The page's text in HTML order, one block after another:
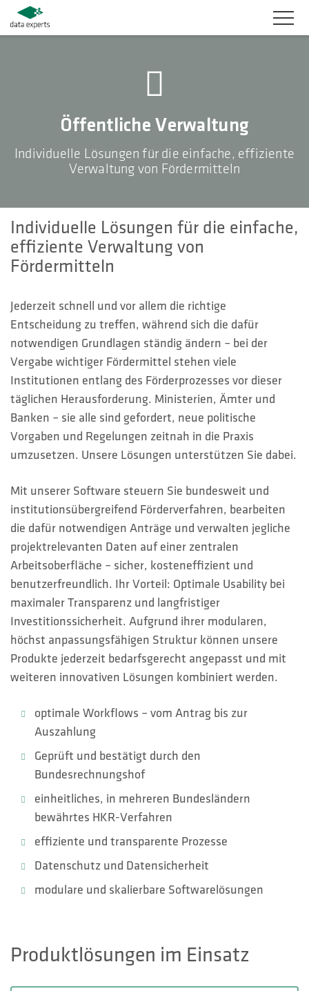
SERVICES
KARRIERE
KUNDENBEREICH
KONTAKT
HOTLINES
Suche
Öffentliche Verwaltung
Individuelle Lösungen für die einfache, effiziente
Verwaltung von Fördermitteln
Individuelle Lösungen für die einfache,
effiziente Verwaltung von
Fördermitteln
Jederzeit schnell und vor allem die richtige
Entscheidung zu treffen, während sich die dafür
notwendigen Grundlagen ständig ändern – bei der
Vergabe wichtiger Fördermittel stehen viele
Institutionen entlang des Förderprozesses vor dieser
täglichen Herausforderung. Ministerien, Ämter und
Banken – sie alle sind gefordert, neue politische
Vorgaben und Regelungen zeitnah in die Praxis
umzusetzen. Unsere Lösungen unterstützen Sie dabei.
Mit unserer Software steuern Sie bundesweit und
institutionsübergreifend Förderverfahren, bearbeiten
die dafür notwendigen Anträge und verwalten jegliche
projektrelevanten Daten auf einer zentralen
Arbeitsoberfläche – sicher, kosteneffizient und
benutzerfreundlich. Ihr Vorteil: Optimale Usability bei
maximaler Transparenz und langfristiger
Investitionssicherheit. Aufgrund ihrer modularen,
höchst anpassungsfähigen Struktur können unsere
Produkte jederzeit bedarfsgerecht angepasst und mit
weiteren innovativen Lösungen kombiniert werden.
optimale Workflows – vom Antrag bis zur
Auszahlung
Geprüft und bestätigt durch den
Bundesrechnungshof
einheitliches, in mehreren Bundesländern
bewährtes HKR-Verfahren
effiziente und transparente Prozesse
Datenschutz und Datensicherheit
modulare und skalierbare Softwarelösungen
Produktlösungen im Einsatz